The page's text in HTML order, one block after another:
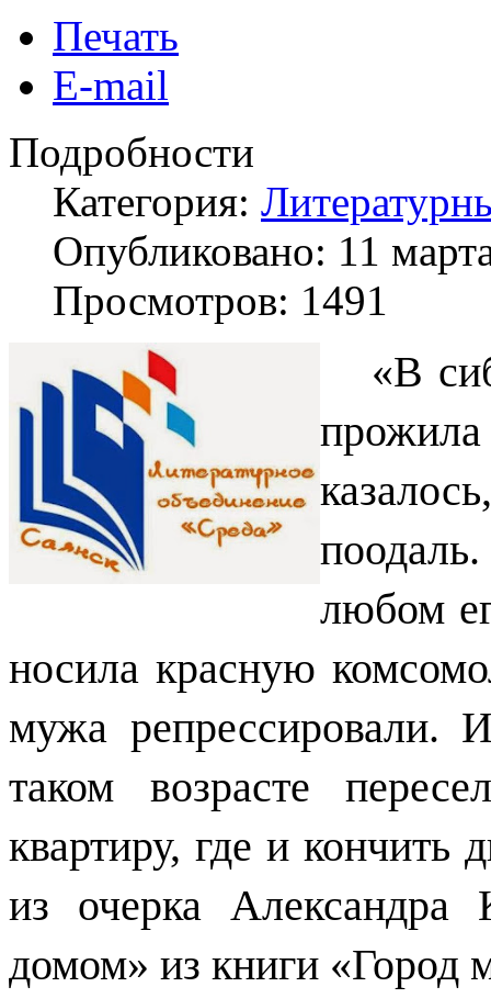
Печать
E-mail
Подробности
Категория:
Опубликовано: 11
Просмотров: 1491
«В
любом
носила красную
мужа репрессировали.
таком возрасте
квартиру, где и
из очерка
домом» из книги «Город